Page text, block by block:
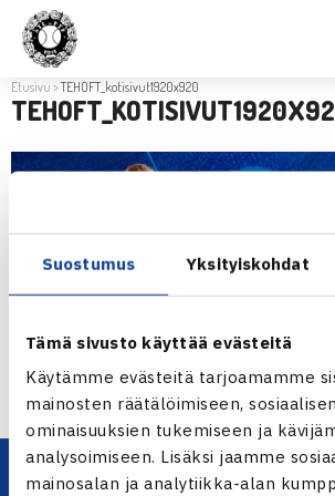
Suostumus Yksityiskohdat
Tämä sivusto käyttää evästeitä
Käytämme evästeitä tarjoamamme
mainosten räätälöimiseen,
ominaisuuksien tukemiseen ja
analysoimiseen. Lisäksi jaamme
mainosalan ja analytiikka-alan
Etusivu >TEHOFT_kotisivut1920x920